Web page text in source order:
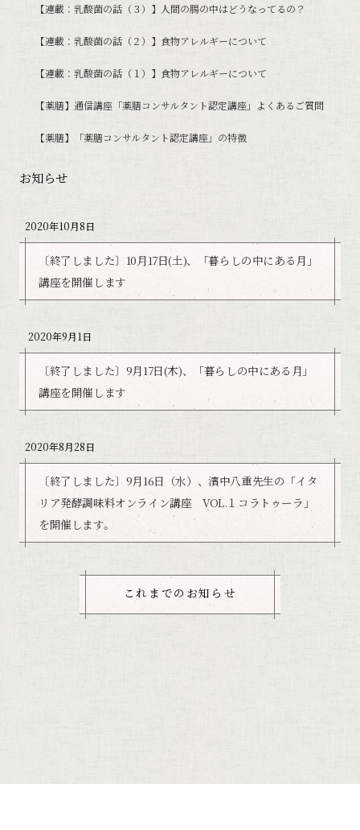
【連載：乳酸菌の話（３）】人間の腸の中はどうなってるの？
【連載：乳酸菌の話（２）】食物アレルギーについて
【連載：乳酸菌の話（１）】食物アレルギーについて
【薬膳】通信講座「薬膳コンサルタント認定講座」よくあるご質問
【薬膳】「薬膳コンサルタント認定講座」の特徴
お知らせ
2020年10月8日
〔終了しました〕10月17日(土)、「暮らしの中にある月」
講座を開催します
2020年9月1日
〔終了しました〕9月17日(木)、「暮らしの中にある月」
講座を開催します
2020年8月28日
〔終了しました〕9月16日（水）、濱中八重先生の「イタ
リア発酵調味料オンライン講座 VOL.１コラトゥーラ」
を開催します。
これまでのお知らせ